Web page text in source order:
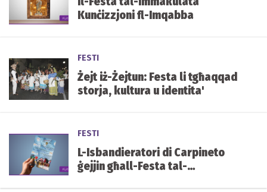
Kunċizzjoni fl-Imqabba
FESTI
Żejt iż-Żejtun: Festa li tgħaqqad
storja, kultura u identita'
FESTI
L-Isbandieratori di Carpineto
ġejjin għall-Festa tal-